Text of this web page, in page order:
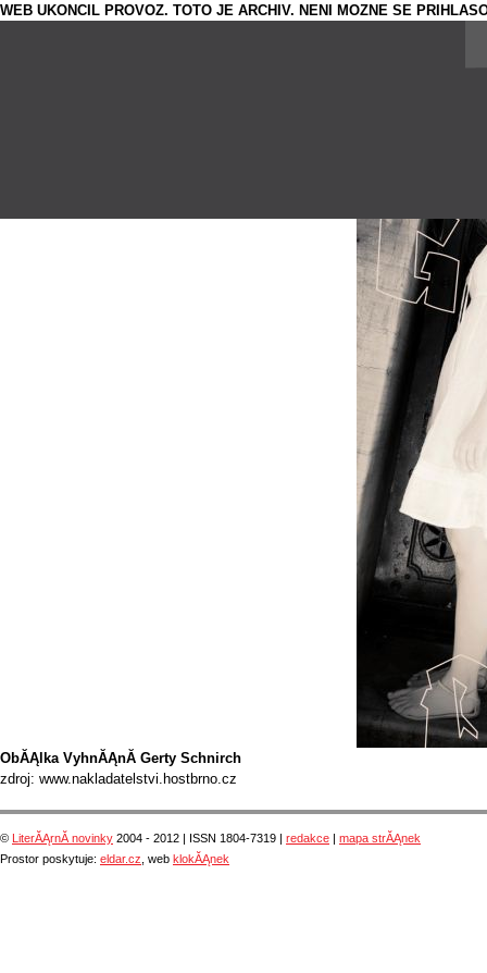
WEB UKONCIL PROVOZ. TOTO JE ARCHIV. NENI MOZNE SE
ObĂĄlka VyhnĂĄnĂ­ Gerty Schnirch
zdroj: www.nakladatelstvi.hostbrno.cz
© LiterĂĄrnĂ­ novinky 2004 - 2012 | ISSN 1804-7319 | redakce
mapa strĂĄnek
Prostor poskytuje: eldar.cz , web klokĂĄnek